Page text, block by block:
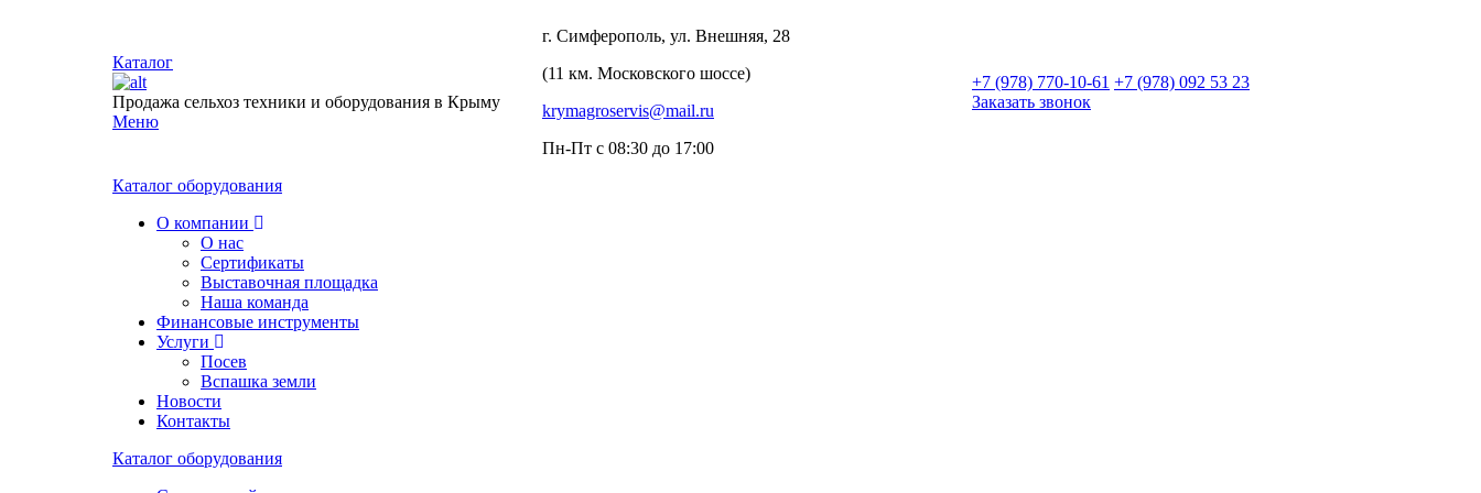
Каталог
Продажа сельхоз техники и оборудования в Крыму
Меню
г. Симферополь, ул. Внешняя, 28
(11 км. Московского шоссе)
krymagroservis@mail.ru
Пн-Пт с 08:30 до 17:00
+7 (978) 770-10-61 +7 (978) 092 53 23
Заказать звонок
Каталог оборудования
О компании
О нас
Сертификаты
Выставочная площадка
Наша команда
Финансовые инструменты
Услуги
Посев
Вспашка земли
Новости
Контакты
Каталог оборудования